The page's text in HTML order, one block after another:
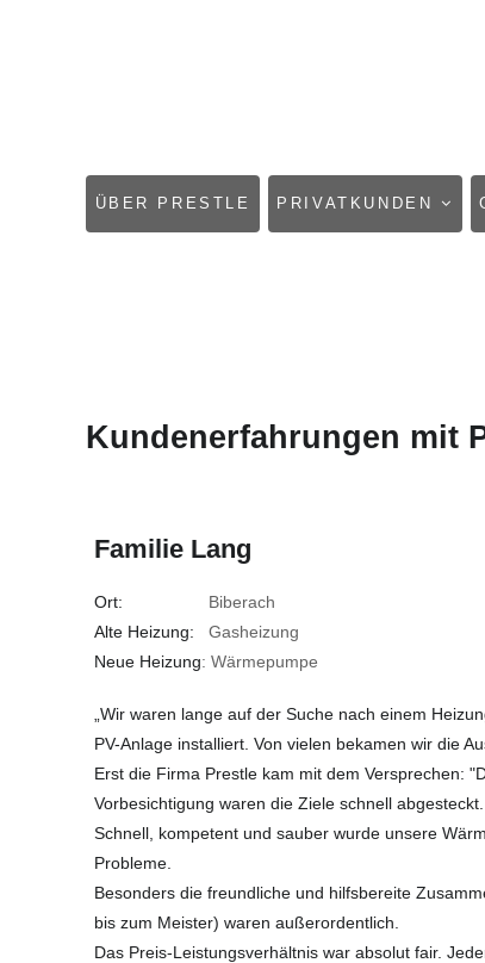
NAVIGATION
ÜBER PRESTLE PRIVATKUNDEN
Kundenerfahrungen mit
Familie Lang
Ort: Biberach
Alte Heizung: Gasheizung
Neue Heizung: Wärmepumpe
„Wir waren lange auf der Suche nach einem
PV-Anlage installiert. Von vielen bekamen wir die
Erst die Firma Prestle kam mit dem Versprechen:
Vorbesichtigung waren die Ziele schnell abgesteckt.
Schnell, kompetent und sauber wurde unsere
Probleme.
Besonders die freundliche und hilfsbereite
bis zum Meister) waren außerordentlich.
Das Preis-Leistungsverhältnis war absolut fair.